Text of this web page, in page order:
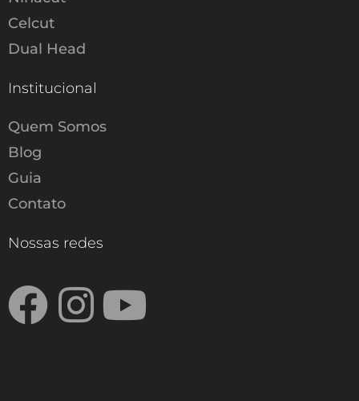
Celcut
Dual Head
Institucional
Quem Somos
Blog
Guia
Contato
Nossas redes